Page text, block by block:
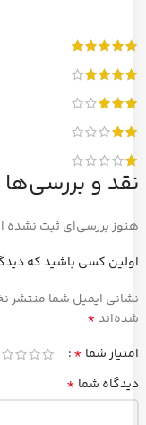
نقد و بررسی‌ها
هنوز بررسی‌ای ثبت نشده
اولین کسی باشید که
نشانی ایمیل شما منتشر
شده‌اند*
امتیاز شما *
دیدگاه شما *